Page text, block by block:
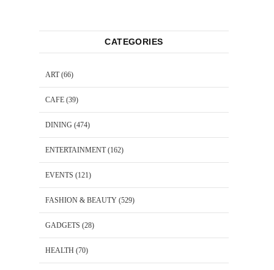
CATEGORIES
ART(66)
CAFE (39)
DINING (474)
ENTERTAINMENT(162)
EVENTS (121)
FASHION & BEAUTY (529)
GADGETS (28)
HEALTH (70)